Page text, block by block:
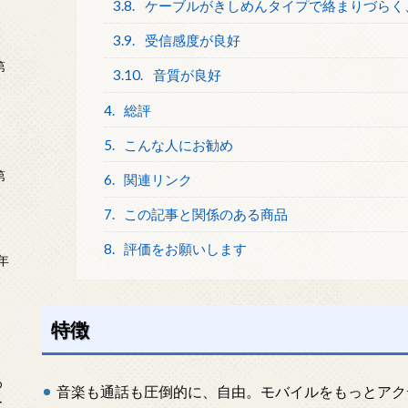
3.8. ケーブルがきしめんタイプで絡まりづら
3.9. 受信感度が良好
3.10. 音質が良好
4. 総評
5. こんな人にお勧め
6. 関連リンク
7. この記事と関係のある商品
8. 評価をお願いします
特徴
音楽も通話も圧倒的に、自由。モバイルをもっとア